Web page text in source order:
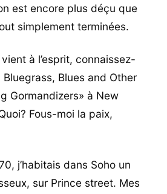
est encore plus déçu que
simplement terminées.
à l’esprit, connaissez-
Blues and Other
Gormandizers» à New
Fous-moi la paix,
j’habitais dans Soho un
sur Prince street. Mes